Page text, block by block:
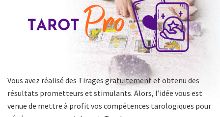
Vous avez réalisé des Tirages gratuitement et obtenu des
résultats prometteurs et stimulants. Alors, l’idée vous est
venue de mettre à profit vos compétences tarologiques pour